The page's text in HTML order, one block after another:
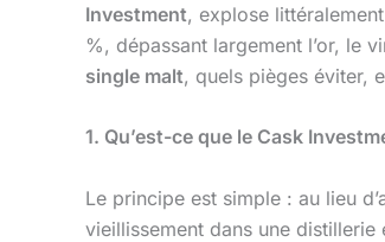
Investment, explose
%, dépassant largement l’or, le
single malt, quels pièges éviter,
1. Qu’est-ce que le Cask
Le principe est simple : au lieu
vieillissement dans une